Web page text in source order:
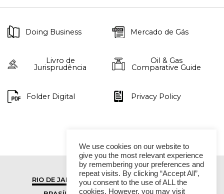
Doing Business Mercado de Gás
Livro de
Jurisprudência
Oil & Gas
Comparative Guide
Folder Digital Privacy Policy
RIO DE JANEIRO
SÃO PAULO
We use cookies on our website to
give you the most relevant experience
by remembering your preferences and
repeat visits. By clicking “Accept All”,
you consent to the use of ALL the
cookies. However, you may visit